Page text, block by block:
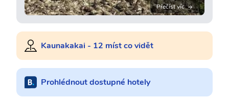
Přečíst víc
Kaunakakai - 12 míst co vidět
Prohlédnout dostupné hotely